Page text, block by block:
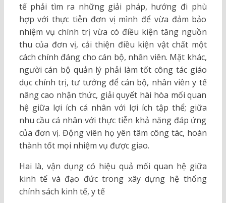
tế phải tìm ra những giải pháp, hướng đi phù
hợp với thực tiễn đơn vị mình để vừa đảm bảo
nhiệm vụ chính trị vừa có điều kiện tăng nguồn
thu của đơn vị, cải thiện điều kiện vật chất một
cách chính đáng cho cán bộ, nhân viên. Mặt khác,
người cán bộ quản lý phải làm tốt công tác giáo
dục chính trị, tư tưởng để cán bộ, nhân viên y tế
nâng cao nhận thức, giải quyết hài hòa mối quan
hệ giữa lợi ích cá nhân với lợi ích tập thể; giữa
nhu cầu cá nhân với thực tiễn khả năng đáp ứng
của đơn vị. Động viên họ yên tâm công tác, hoàn
thành tốt mọi nhiệm vụ được giao.
Hai là, vận dụng có hiệu quả mối quan hệ giữa
kinh tế và đạo đức trong xây dựng hệ thống
chính sách kinh tế, y tế